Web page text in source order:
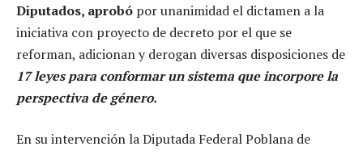
Diputados, aprobó por unanimidad el dictamen a la
iniciativa con proyecto de decreto por el que se
reforman, adicionan y derogan diversas disposiciones de
17 leyes para conformar un sistema que incorpore la
perspectiva de género.
En su intervención la Diputada Federal Poblana de